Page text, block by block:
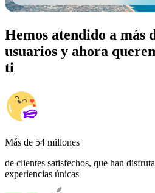
Hemos atendido a más
usuarios y ahora
ti
Más de 54 millones
de clientes satisfechos, que han
experiencias únicas